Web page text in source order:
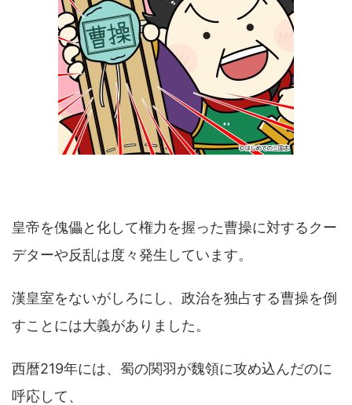
皇帝を傀儡と化して権力を握った曹操に対するクー
デターや反乱は度々発生しています。
漢皇室をないがしろにし、政治を独占する曹操を倒
すことには大義がありました。
西暦219年には、蜀の関羽が魏領に攻め込んだのに
呼応して、